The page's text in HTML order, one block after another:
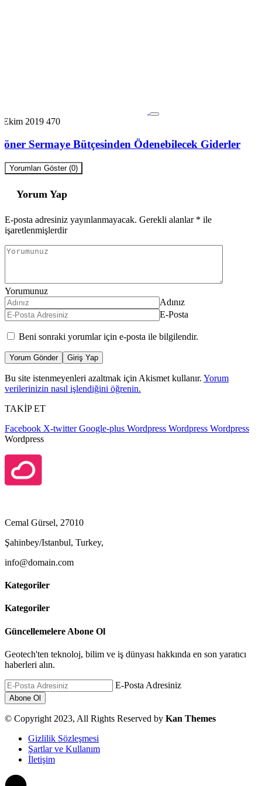
Ekim 2019 470
Sermaye Bütçesinden Ödenebilecek Giderler
Yorumları Göster (0)
Yorum Yap
E-posta adresiniz yayınlanmayacak. Gerekli alanlar * ile
işaretlenmişlerdir
Yorumunuz
Adınız
E-Posta
Beni sonraki yorumlar için e-posta ile bilgilendir.
Yorum Gönder Giriş Yap
Bu site istenmeyenleri azaltmak için Akismet kullanır. Yorum
verilerinizin nasıl işlendiğini öğrenin.
TAKİP ET
Facebook X-twitter Google-plus Wordpress Wordpress Wordpress
Wordpress
Cemal Gürsel, 27010
Şahinbey/Istanbul, Turkey,
info@domain.com
Kategoriler
Kategoriler
Güncellemelere Abone Ol
Geotech'ten teknoloj, bilim ve iş dünyası hakkında en son yaratıcı
haberleri alın.
E-Posta Adresiniz
© Copyright 2023, All Rights Reserved by Kan Themes
Gizlilik Sözleşmesi
Şartlar ve Kullanım
İletişim